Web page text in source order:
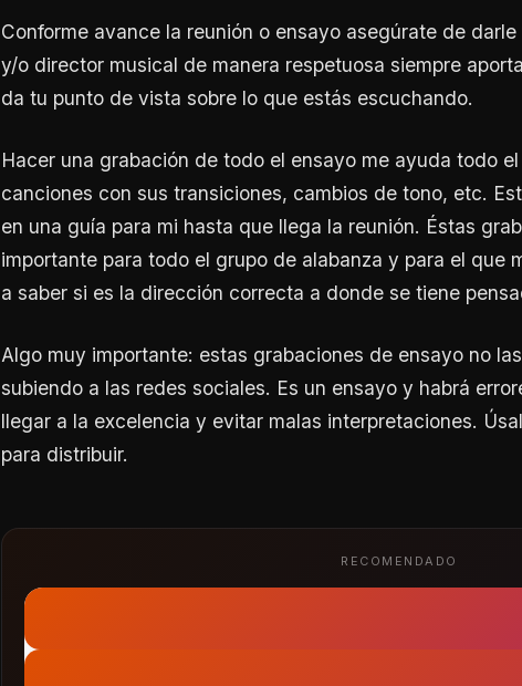
Conforme avance la reunión o ensayo asegúrate de
y/o director musical de manera respetuosa siempre
da tu punto de vista sobre lo que estás escuchando.
Hacer una grabación de todo el ensayo me ayuda todo
canciones con sus transiciones, cambios de tono, etc.
en una guía para mi hasta que llega la reunión. Éstas
importante para todo el grupo de alabanza y para el que
a saber si es la dirección correcta a donde se tiene
Algo muy importante: estas grabaciones de ensayo no
subiendo a las redes sociales. Es un ensayo y habrá
llegar a la excelencia y evitar malas interpretaciones.
para distribuir.
RECOMENDADO